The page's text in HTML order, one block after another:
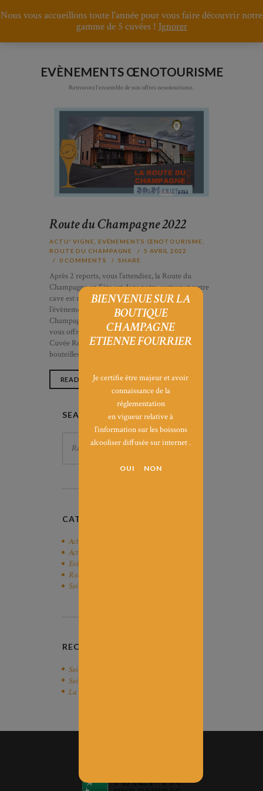
Nous vous accueillons toute l'année pour vous faire découvrir notre
gamme de 5 cuvées ! Ignorer
EVÈNEMENTS ŒNOTOURISME
Retrouvez l’ensemble de nos offres oenotourisme.
Route du Champagne 2022
ACTU' VIGNE EVÈNEMENTS ŒNOTOURISME
ROUTE DU CHAMPAGNE
5 AVRIL 2022
0 COMMENTS SHARE
Après 2 reports, vous l’attendiez, la Route du
Champagne en Fête est dans notre secteur et notre
cave est ravie de vous accueillir !!! Pour
l’évènement, votre carnet de route en main, le
Champagne Etienne Fourrier, vous propose de
vous offrir la dégustation de notre Champagne
Cuvée Réserve. Vieillie dans nos caves en
bouteilles pendant 3 ans,la cuvée Réserve est…
READ MORE
SEARCH
Rechercher :
CATÉGORIES
Actu' Champagne
Actu' Vigne
Evènements Œnotourisme
Route du Champagne
Soirée 100% Champagne
RECENT POSTS
Soirée 100% Champagne 24 Octobre 2026
Soirée 100% Champagne 2025
La Vendange
BIENVENUE SUR LA
BOUTIQUE
CHAMPAGNE
ETIENNE FOURRIER
Je certifie être majeur et avoir
connaissance de la
réglementation
en vigueur relative à
l’information sur les boissons
alcooliser diffusée sur internet .